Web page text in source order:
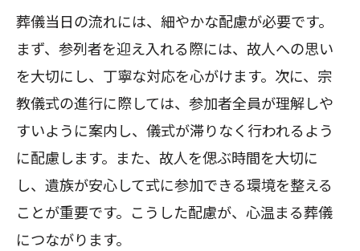
葬儀当日の流れには、細やかな配慮が必要です。
まず、参列者を迎え入れる際には、故人への思い
を大切にし、丁寧な対応を心がけます。次に、宗
教儀式の進行に際しては、参加者全員が理解しや
すいように案内し、儀式が滞りなく行われるよう
に配慮します。また、故人を偲ぶ時間を大切に
し、遺族が安心して式に参加できる環境を整える
ことが重要です。こうした配慮が、心温まる葬儀
につながります。